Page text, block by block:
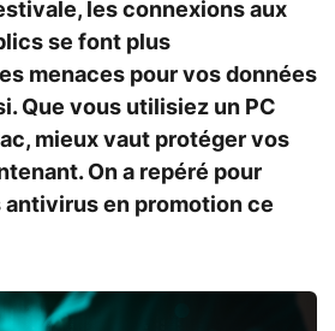
les connexions aux
se font plus
menaces pour vos données
Que vous utilisiez un PC
mieux vaut protéger vos
On a repéré pour
en promotion ce